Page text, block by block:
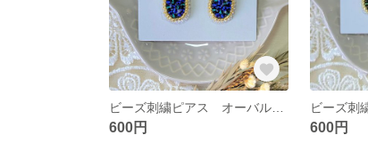
600円 600円